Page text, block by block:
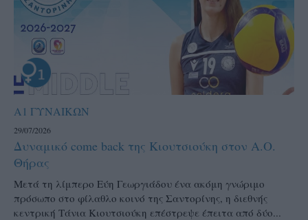
Α1 ΓΥΝΑΙΚΩΝ
29/07/2026
Δυναμικό come back της Κιουτσιούκη στον Α.Ο.
Θήρας
Μετά τη λίμπερο Εύη Γεωργιάδου ένα ακόμη γνώριμο
πρόσωπο στο φίλαθλο κοινό της Σαντορίνης, η διεθνής
κεντρική Τάνια Κιουτσιούκη επέστρεψε έπειτα από δύο...